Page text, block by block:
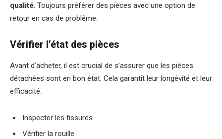
qualité. Toujours préférer des pièces avec une option de
retour en cas de problème.
Vérifier l’état des pièces
Avant d’acheter, il est crucial de s’assurer que les pièces
détachées sont en bon état. Cela garantit leur longévité et leur
efficacité.
Inspecter les fissures
Vérifier la rouille